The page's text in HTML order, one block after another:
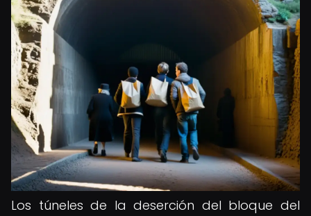
Los túneles de la deserción del bloque del